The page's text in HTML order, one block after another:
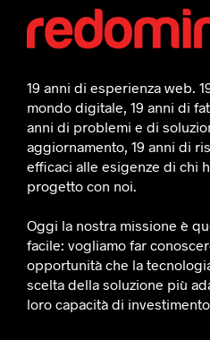
19 anni di esperienza web.
mondo digitale, 19 anni di
anni di problemi e di
aggiornamento, 19 anni di
efficaci alle esigenze di chi
progetto con noi.
Oggi la nostra missione è
facile: vogliamo far
opportunità che la
scelta della soluzione più
loro capacità di